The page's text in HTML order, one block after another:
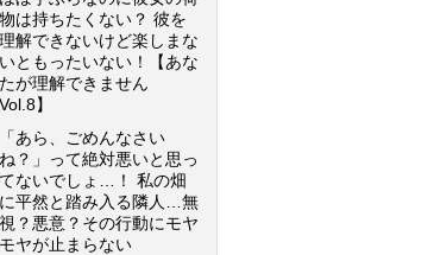
物は持ちたくない？ 彼を
理解できないけど楽しまな
いともったいない！【あな
たが理解できません
Vol.8】
「あら、ごめんなさい
ね？」って絶対悪いと思っ
てないでしょ…！ 私の畑
に平然と踏み入る隣人…無
視？悪意？その行動にモヤ
モヤが止まらない